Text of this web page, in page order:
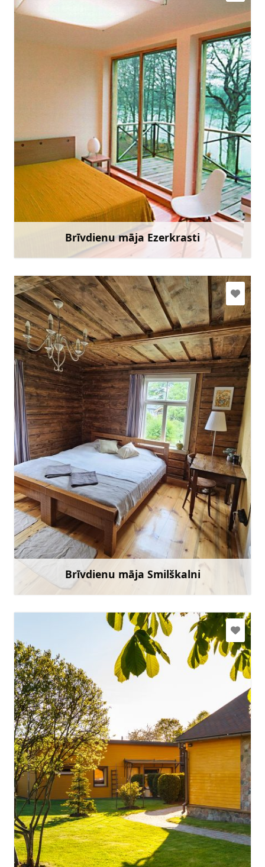
Brīvdienu māja Ezerkrasti
ildzuks@hotmail.com
+371 29133442
Doties
Uzzināt vairāk
Brīvdienu māja Smilškalni
milda.logina@gmail.com
+371 28239995
Doties
Uzzināt vairāk
rojas.rodes@gmail.com